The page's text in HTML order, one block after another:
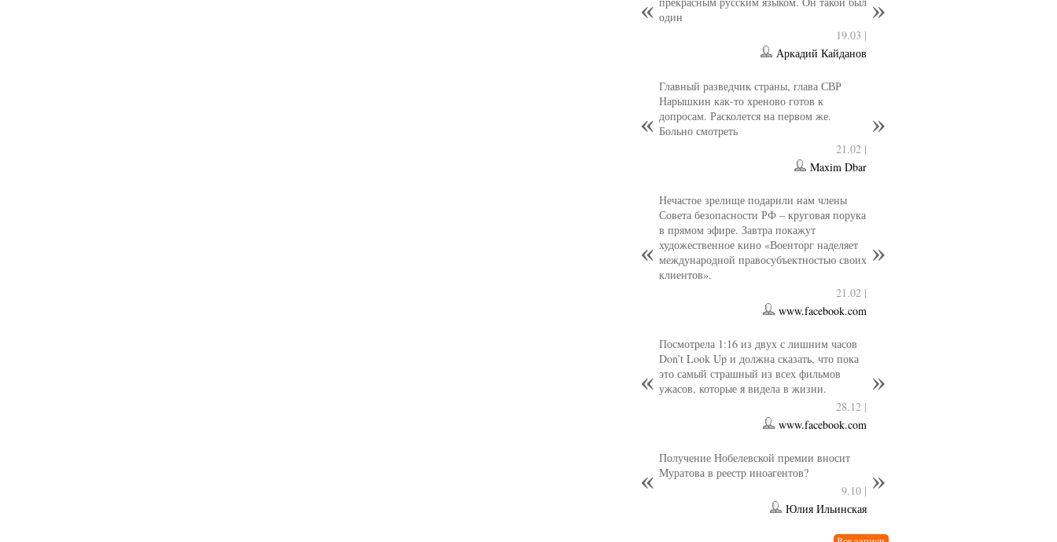
один
19.03 |
Аркадий Кайданов
Главный разведчик страны, глава СВР
Нарышкин как-то хреново готов к
допросам. Расколется на первом же.
Больно смотреть
21.02 |
Maxim Dbar
Нечастое зрелище подарили нам члены
Совета безопасности РФ – круговая порука
в прямом эфире. Завтра покажут
художественное кино «Военторг наделяет
международной правосубъектностью своих
клиентов».
21.02 |
www.facebook.com
Посмотрела 1:16 из двух с лишним часов
Don’t Look Up и должна сказать, что пока
это самый страшный из всех фильмов
ужасов, которые я видела в жизни.
28.12 |
www.facebook.com
Получение Нобелевской премии вносит
Муратова в реестр иноагентов?
9.10 |
Юлия Ильинская